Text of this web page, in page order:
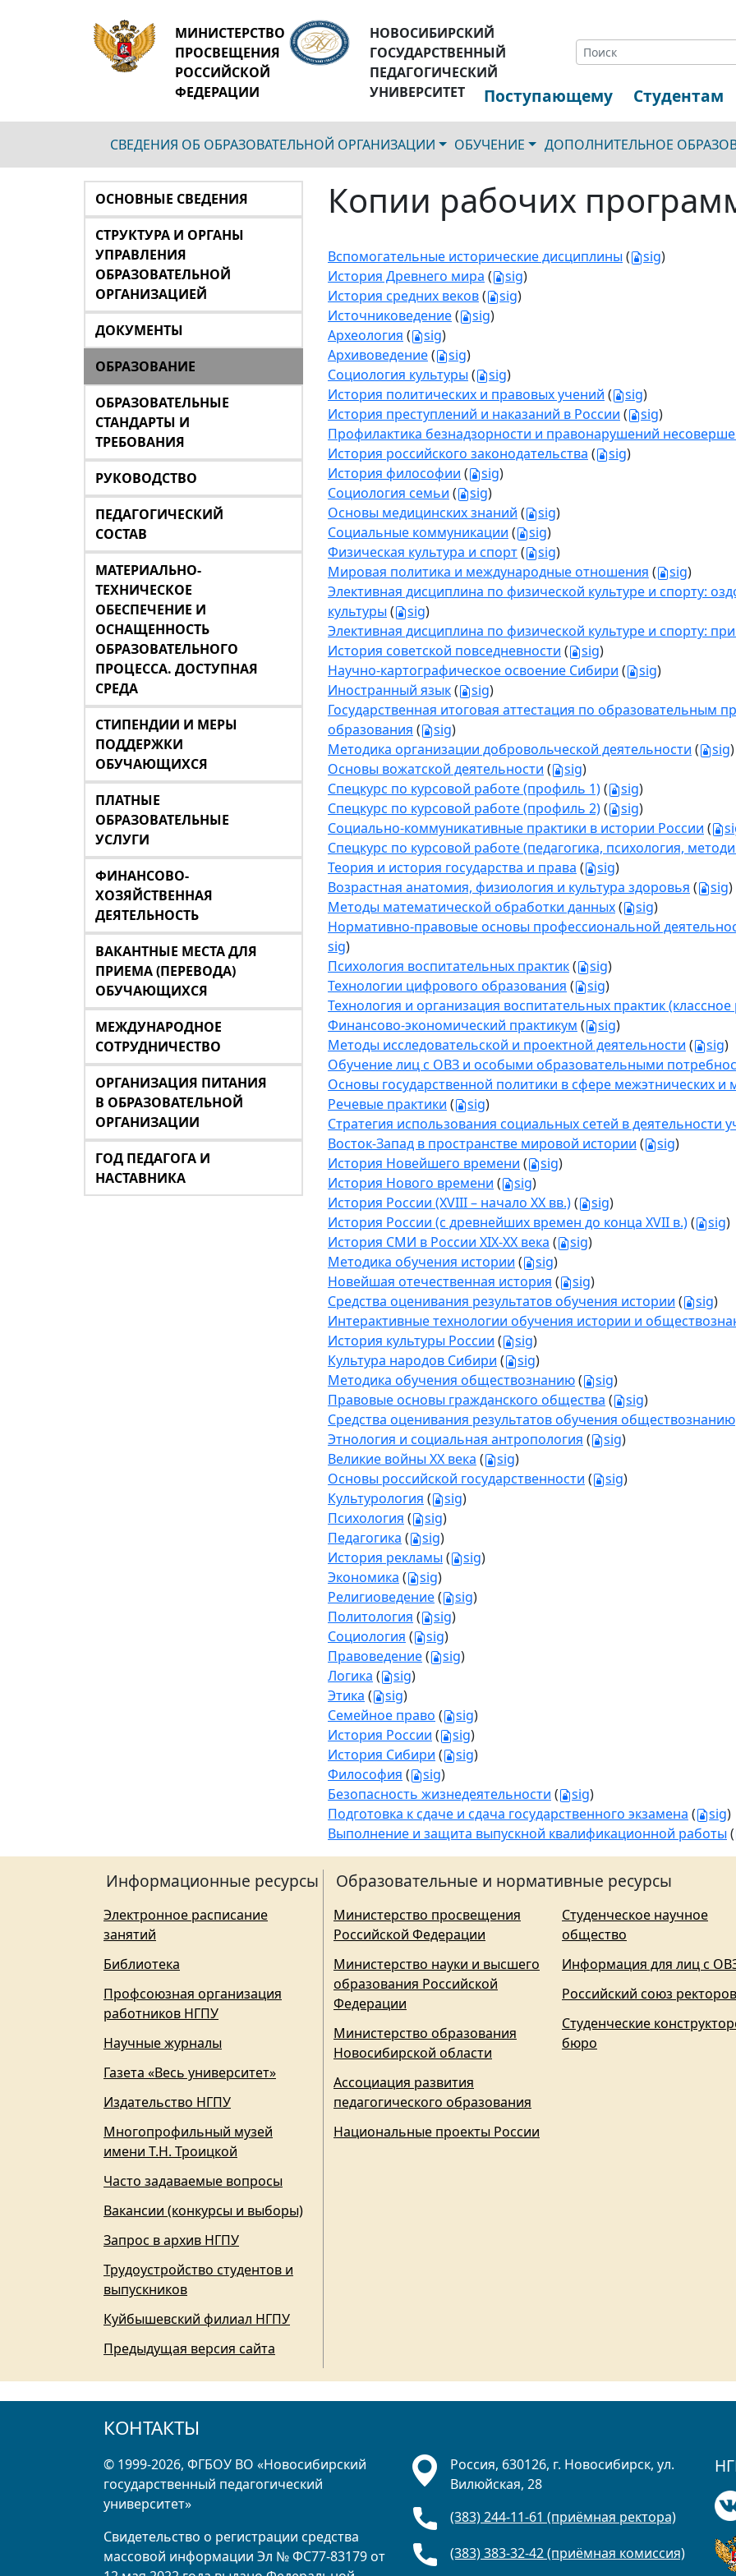
МИНИСТЕРСТВО
ПРОСВЕЩЕНИЯ
РОССИЙСКОЙ
ФЕДЕРАЦИИ
НОВОСИБИРСКИЙ
ГОСУДАРСТВЕННЫЙ
ПЕДАГОГИЧЕСКИЙ
УНИВЕРСИТЕТ
Поступающему Студентам
СВЕДЕНИЯ ОБ ОБРАЗОВАТЕЛЬНОЙ ОРГАНИЗАЦИИ ОБУЧЕНИЕ ДОПОЛНИТЕЛЬНОЕ
ОСНОВНЫЕ СВЕДЕНИЯ
СТРУКТУРА И ОРГАНЫ
УПРАВЛЕНИЯ
ОБРАЗОВАТЕЛЬНОЙ
ОРГАНИЗАЦИЕЙ
ДОКУМЕНТЫ
ОБРАЗОВАНИЕ
ОБРАЗОВАТЕЛЬНЫЕ
СТАНДАРТЫ И
ТРЕБОВАНИЯ
РУКОВОДСТВО
ПЕДАГОГИЧЕСКИЙ
СОСТАВ
МАТЕРИАЛЬНО-
ТЕХНИЧЕСКОЕ
ОБЕСПЕЧЕНИЕ И
ОСНАЩЕННОСТЬ
ОБРАЗОВАТЕЛЬНОГО
ПРОЦЕССА. ДОСТУПНАЯ
СРЕДА
СТИПЕНДИИ И МЕРЫ
ПОДДЕРЖКИ
ОБУЧАЮЩИХСЯ
ПЛАТНЫЕ
ОБРАЗОВАТЕЛЬНЫЕ
УСЛУГИ
ФИНАНСОВО-
ХОЗЯЙСТВЕННАЯ
ДЕЯТЕЛЬНОСТЬ
ВАКАНТНЫЕ МЕСТА ДЛЯ
ПРИЕМА (ПЕРЕВОДА)
ОБУЧАЮЩИХСЯ
МЕЖДУНАРОДНОЕ
СОТРУДНИЧЕСТВО
ОРГАНИЗАЦИЯ ПИТАНИЯ
В ОБРАЗОВАТЕЛЬНОЙ
ОРГАНИЗАЦИИ
ГОД ПЕДАГОГА И
НАСТАВНИКА
Копии рабочих
Вспомогательные исторические дисциплины ( sig)
История Древнего мира ( sig)
История средних веков( sig)
Источниковедение( sig)
Археология ( sig)
Архивоведение( sig)
Социология культуры ( sig)
История политических и правовых учений ( sig)
История преступлений и наказаний в России ( sig)
Профилактика безнадзорности и правонарушений
История российского законодательства ( sig)
История философии ( sig)
Социология семьи ( sig)
Основы медицинских знаний ( sig)
Социальные коммуникации ( sig)
Физическая культура и спорт( sig)
Мировая политика и международные отношения ( sig)
Элективная дисциплина по физической культуре и спорту:
культуры ( sig)
Элективная дисциплина по физической культуре и спорту:
История советской повседневности ( sig)
Научно-картографическое освоение Сибири ( sig)
Иностранный язык( sig)
Государственная итоговая аттестация по образовательным
образования ( sig)
Методика организации добровольческой деятельности ( sig)
Основы вожатской деятельности ( sig)
Спецкурс по курсовой работе (профиль 1)( sig)
Спецкурс по курсовой работе (профиль 2)( sig)
Социально-коммуникативные практики в истории России (
Спецкурс по курсовой работе (педагогика, психология,
Теория и история государства и права ( sig)
Возрастная анатомия, физиология и культура здоровья ( sig)
Методы математической обработки данных( sig)
Нормативно-правовые основы профессиональной
sig)
Психология воспитательных практик( sig)
Технологии цифрового образования ( sig)
Технология и организация воспитательных практик (классное
Финансово-экономический практикум ( sig)
Методы исследовательской и проектной деятельности ( sig)
Обучение лиц с ОВЗ и особыми образовательными
Основы государственной политики в сфере межэтнических
Речевые практики ( sig)
Стратегия использования социальных сетей в деятельности
Восток-Запад в пространстве мировой истории ( sig)
История Новейшего времени ( sig)
История Нового времени ( sig)
История России (XVIII – начало ХХ вв.)( sig)
История России (с древнейших времен до конца XVII в.)( sig)
История СМИ в России XIX-XX века ( sig)
Методика обучения истории ( sig)
Новейшая отечественная история ( sig)
Средства оценивания результатов обучения истории ( sig)
Интерактивные технологии обучения истории и
История культуры России ( sig)
Культура народов Сибири ( sig)
Методика обучения обществознанию( sig)
Правовые основы гражданского общества ( sig)
Средства оценивания результатов обучения обществознанию
Этнология и социальная антропология ( sig)
Великие войны ХX века ( sig)
Основы российской государственности ( sig)
Культурология ( sig)
Психология ( sig)
Педагогика ( sig)
История рекламы ( sig)
Экономика ( sig)
Религиоведение( sig)
Политология ( sig)
Социология ( sig)
Правоведение( sig)
Логика ( sig)
Этика ( sig)
Семейное право ( sig)
История России ( sig)
История Сибири ( sig)
Философия ( sig)
Безопасность жизнедеятельности ( sig)
Подготовка к сдаче и сдача государственного экзамена ( sig)
Выполнение и защита выпускной квалификационной работы (
Информационные ресурсы
Электронное расписание
занятий
Библиотека
Профсоюзная организация
работников НГПУ
Научные журналы
Газета «Весь университет»
Издательство НГПУ
Многопрофильный музей
имени Т.Н. Троицкой
Часто задаваемые вопросы
Вакансии (конкурсы и выборы)
Запрос в архив НГПУ
Трудоустройство студентов и
выпускников
Куйбышевский филиал НГПУ
Предыдущая версия сайта
Образовательные и нормативные ресурсы
Министерство просвещения
Российской Федерации
Министерство науки и высшего
образования Российской
Федерации
Министерство образования
Новосибирской области
Ассоциация развития
педагогического образования
Национальные проекты России
Студенческое научное
общество
Информация для лиц с
Российский союз ректоров
Студенческие
бюро
КОНТАКТЫ
© 1999-2026, ФГБОУ ВО «Новосибирский
государственный педагогический
университет»
Свидетельство о регистрации средства
массовой информации Эл № ФС77-83179 от
Россия, 630126, г. Новосибирск, ул.
Вилюйская, 28
(383) 244-11-61 (приёмная ректора)
(383) 383-32-42 (приёмная комиссия)